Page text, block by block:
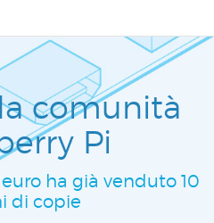
comunità
Pi
ha già venduto 10
di copie